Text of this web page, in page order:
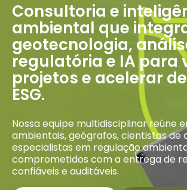
Consultoria e
ambiental que
geotecnologia,
regulatória e IA para
projetos e acelerar
ESG.
Nossa equipe multidisciplinar reúne
ambientais, geógrafos, cientistas de
especialistas em regulação
comprometidos com a entrega de
confiáveis e auditáveis.